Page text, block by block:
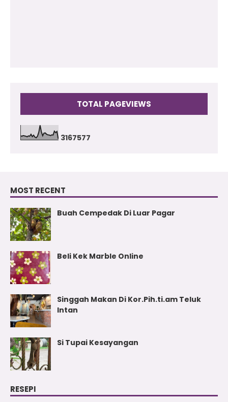
TOTAL PAGEVIEWS
3167577
MOST RECENT
Buah Cempedak Di Luar Pagar
Beli Kek Marble Online
Singgah Makan Di Kor.Pih.ti.am Teluk
Intan
Si Tupai Kesayangan
RESEPI